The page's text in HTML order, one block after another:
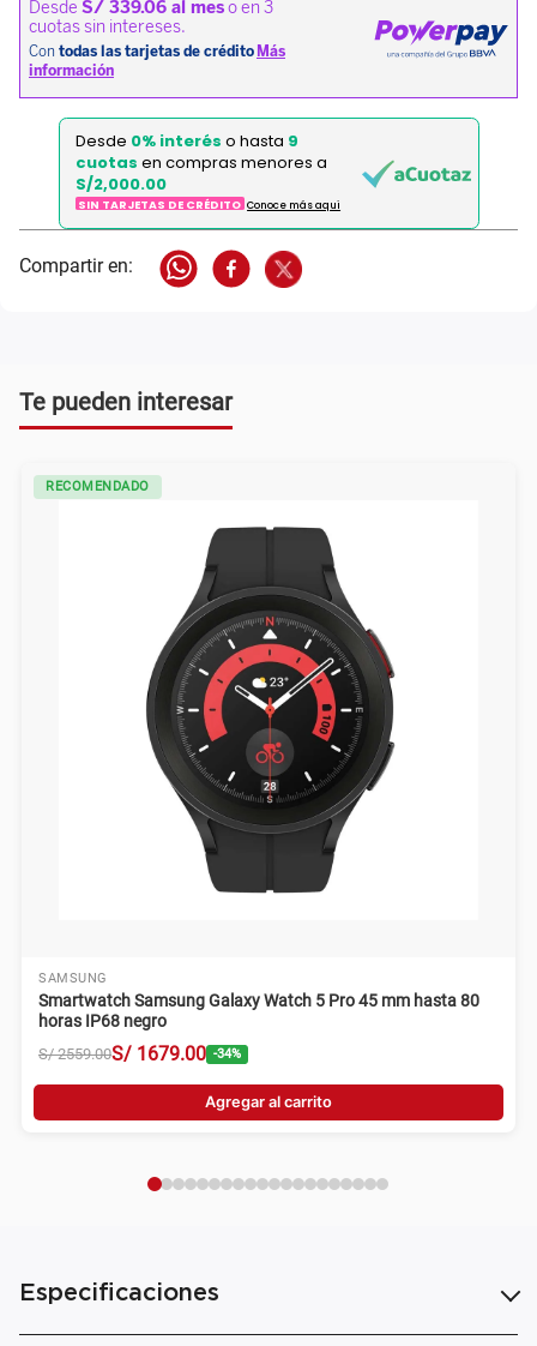
Desde 0% interés o hasta 9
cuotas en compras menores a
S/2,000.00
SIN TARJETAS DE CRÉDITO Conoce más aqui
Te pueden interesar
RECOMENDADO
SAMSUNG
Smartwatch Samsung Galaxy Watch 5 Pro 45 mm hasta 80
horas IP68 negro
S/ 2559.00S/ 1679.00 -34%
Agregar al carrito
Especificaciones